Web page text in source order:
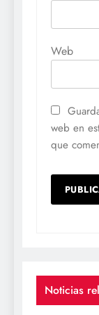
Web
web en
que
Noticias